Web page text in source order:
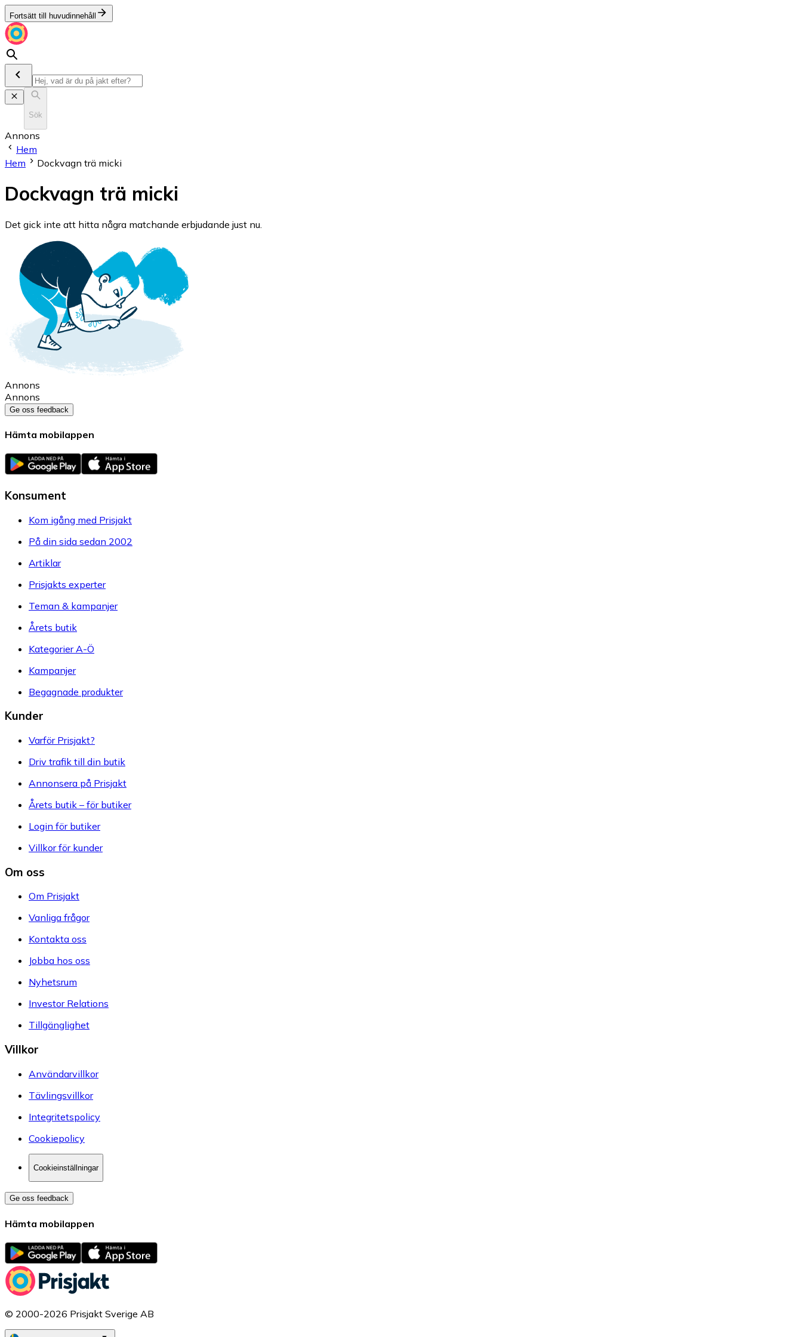
Fortsätt till huvudinnehåll
Sök
Annons
Hem
Hem
Dockvagn trä micki
Dockvagn trä micki
Det gick inte att hitta några matchande erbjudande just nu.
Annons
Annons
Ge oss feedback
Hämta mobilappen
Konsument
Kom igång med Prisjakt
På din sida sedan 2002
Artiklar
Prisjakts experter
Teman & kampanjer
Årets butik
Kategorier A-Ö
Kampanjer
Begagnade produkter
Kunder
Varför Prisjakt?
Driv trafik till din butik
Annonsera på Prisjakt
Årets butik – för butiker
Login för butiker
Villkor för kunder
Om oss
Om Prisjakt
Vanliga frågor
Kontakta oss
Jobba hos oss
Nyhetsrum
Investor Relations
Tillgänglighet
Villkor
Användarvillkor
Tävlingsvillkor
Integritetspolicy
Cookiepolicy
Cookieinställningar
Ge oss feedback
Hämta mobilappen
© 2000-2026 Prisjakt Sverige AB